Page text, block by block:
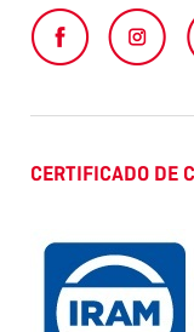
CERTIFICADO DE